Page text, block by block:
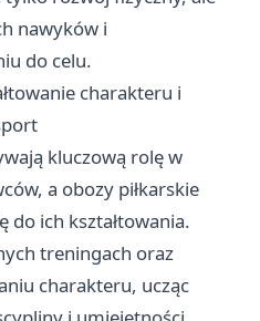
nawyków i
do celu.
charakteru i
kluczową rolę w
a obozy piłkarskie
do ich kształtowania.
treningach oraz
charakteru, ucząc